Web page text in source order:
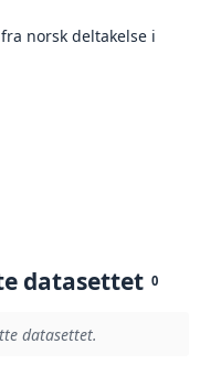
norsk deltakelse i
datasettet 0
datasettet.